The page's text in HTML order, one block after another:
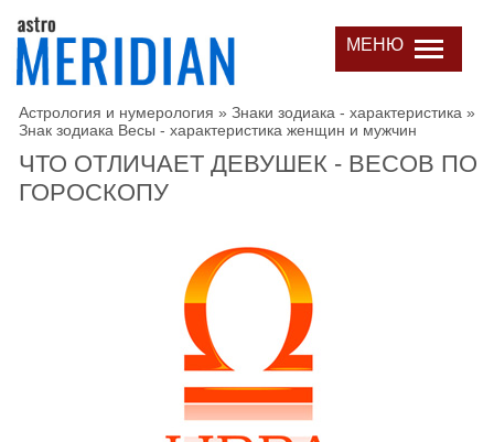
МЕНЮ
Астрология и нумерология » Знаки зодиака - характеристика »
Знак зодиака Весы - характеристика женщин и мужчин
ЧТО ОТЛИЧАЕТ ДЕВУШЕК - ВЕСОВ ПО
ГОРОСКОПУ